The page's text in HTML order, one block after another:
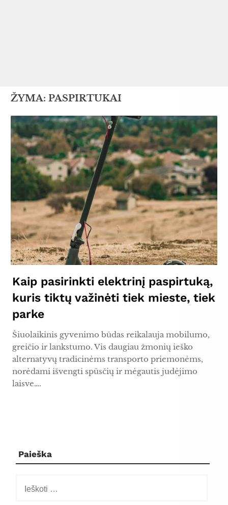
ŽYMA: PASPIRTUKAI
Kaip pasirinkti elektrinį paspirtuką,
kuris tiktų važinėti tiek mieste, tiek
parke
Šiuolaikinis gyvenimo būdas reikalauja mobilumo,
greičio ir lankstumo. Vis daugiau žmonių ieško
alternatyvų tradicinėms transporto priemonėms,
norėdami išvengti spūsčių ir mėgautis judėjimo
laisve….
Paieška